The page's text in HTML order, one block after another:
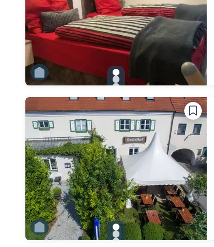
gallery.slide_selector
Zu Slide 1 wechseln
Zu Slide 2 wechseln
Zu Slide 4 wechseln
Zu Slide 5 wechseln
Zu Slide 6 wechseln
gallery.slide_selector
Zu Slide 1 wechseln
Zu Slide 2 wechseln